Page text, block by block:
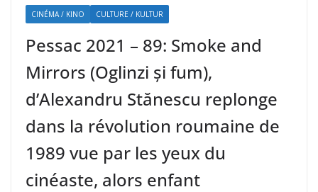
CINÉMA / KINO CULTURE / KULTUR
Pessac 2021 – 89: Smoke and
Mirrors (Oglinzi și fum),
d’Alexandru Stănescu replonge
dans la révolution roumaine de
1989 vue par les yeux du
cinéaste, alors enfant